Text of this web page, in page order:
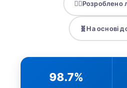
👨‍⚕️Розроблено
🧬На основі
98.7%